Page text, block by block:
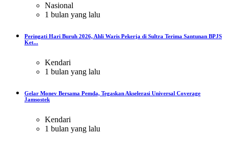
Nasional
1 bulan yang lalu
Peringati Hari Buruh 2026, Ahli Waris Pekerja di Sultra Terima Santunan BPJS
Ket...
Kendari
1 bulan yang lalu
Gelar Monev Bersama Pemda, Tegaskan Akselerasi Universal Coverage
Jamsostek
Kendari
1 bulan yang lalu